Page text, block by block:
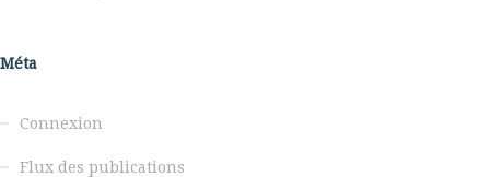
Méta
Connexion
Flux des publications